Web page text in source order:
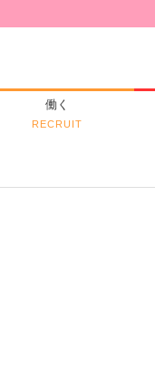
働く
RECRUIT